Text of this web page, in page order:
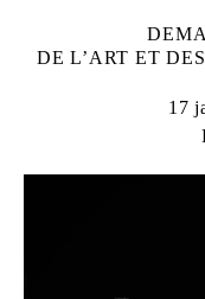
DE L’ART ET
17